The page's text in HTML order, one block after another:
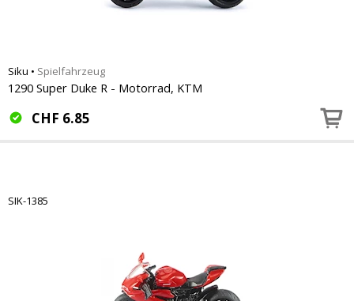
Siku • Spielfahrzeug
1290 Super Duke R - Motorrad, KTM
CHF 6.85
SIK-1385